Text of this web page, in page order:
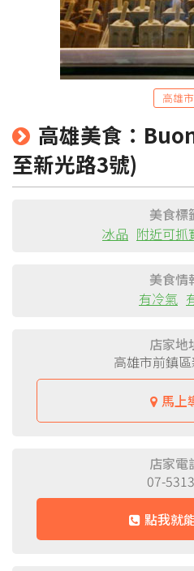
高雄市
高雄美食：
至新光路3號)
美食標
冰品 附近可抓
美食情
有冷氣
店家地
高雄市前鎮
馬上
店家電
07-
點我就